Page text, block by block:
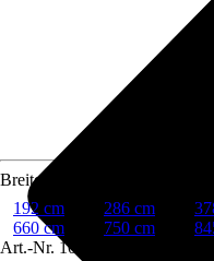
Breite
192 cm
286 cm
660 cm
750 cm
Art.-Nr. 10709389